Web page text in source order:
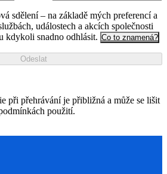
sdělení – na základě mých preferencí a
událostech a akcích společnosti
kdykoli snadno odhlásit. Co to znamená?
Odeslat
při přehrávání je přibližná a může se lišit
použití.